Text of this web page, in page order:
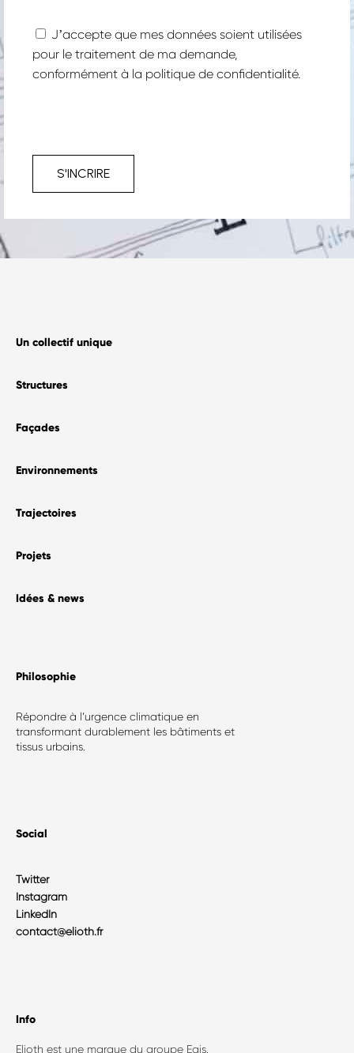
Jʼaccepte que mes données soient utilisées
pour le traitement de ma demande,
conformément à la politique de confidentialité.
S'INCRIRE
Un collectif unique
Structures
Façades
Environnements
Trajectoires
Projets
Idées & news
Philosophie​
Répondre à l’urgence climatique en
transformant durablement les bâtiments et
tissus urbains.
Social
Twitter
Instagram
LinkedIn
contact@elioth.fr
Info
Elioth est une marque du groupe Egis.